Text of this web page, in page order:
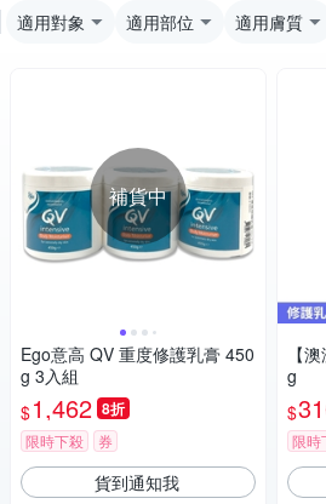
適用對象 適用部位 適用膚質
補貨中
Ego意高 QV 重度修護乳膏 450
g 3入組
$1,462 8折
限時下殺 券
貨到通知我
【
g
$
限時